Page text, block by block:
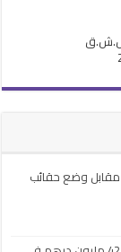
مقابل وضع حقائب